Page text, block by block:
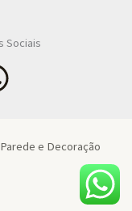
Sociais
e Decoração